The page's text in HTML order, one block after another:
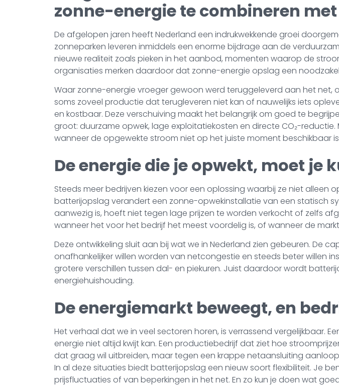
zonne-energie te combineren
De afgelopen jaren heeft Nederland een indrukwekkende groei
zonneparken leveren inmiddels een enorme bijdrage aan de
nieuwe realiteit zoals pieken in het aanbod, momenten waarop de
organisaties merken daardoor dat zonne-energie opslag een
Waar zonne-energie vroeger gewoon werd teruggeleverd aan het net,
soms zoveel productie dat terugleveren niet kan of nauwelijks iets
en kostbaar. Deze verschuiving maakt het belangrijk om goed te
groot: duurzame opwek, lage exploitatiekosten en directe CO₂-
wanneer de opgewekte stroom niet op het juiste moment beschikbaar
De energie die je opwekt, moet je
Steeds meer bedrijven kiezen voor een oplossing waarbij ze niet
batterijopslag verandert een zonne-opwekinstallatie van een statisch
aanwezig is, hoeft niet tegen lage prijzen te worden verkocht of zelfs
wanneer het voor het bedrijf het meest voordelig is, of wanneer de
Deze ontwikkeling sluit aan bij wat we in Nederland zien gebeuren. De
onafhankelijker willen worden van netcongestie en steeds beter willen
grotere verschillen tussen dal- en piekuren. Juist daardoor wordt
energiehuishouding.
De energiemarkt beweegt, en
Het verhaal dat we in veel sectoren horen, is verrassend vergelijkbaar.
energie niet altijd kwijt kan. Een productiebedrijf dat ziet hoe
dat graag wil uitbreiden, maar tegen een krappe netaansluiting
In al deze situaties biedt batterijopslag een nieuw soort flexibiliteit. Je
prijsfluctuaties of van beperkingen in het net. En zo kun je doen wat